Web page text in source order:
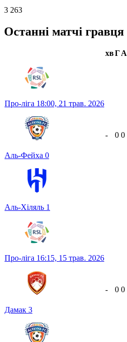
3 263
Останні матчі гравця
хвГА
Про-ліга 18:00, 21 трав. 2026
Аль-Фейха 0
Аль-Хіляль 1
- 0 0
Про-ліга 16:15, 15 трав. 2026
Дамак 3
- 0 0